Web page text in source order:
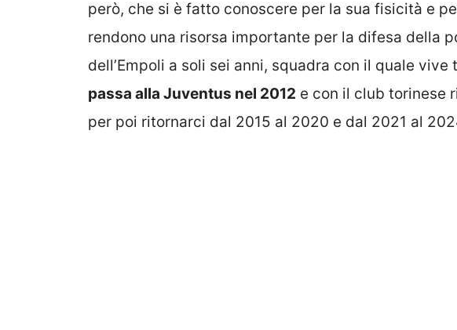
però, che si è fatto conoscere per la sua fisicità e
rendono una risorsa importante per la difesa della
dell’Empoli a soli sei anni, squadra con il quale
passa alla Juventus nel 2012 e con il club torinese
per poi ritornarci dal 2015 al 2020 e dal 2021 al